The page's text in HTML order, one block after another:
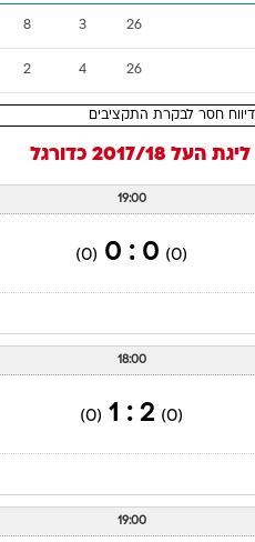
26
3
8
26
4
2
ליגת העל 2017/18 כדורגל
19:00
(0)
0 : 0
(0)
18:00
(0)
2 : 1
(0)
19:00